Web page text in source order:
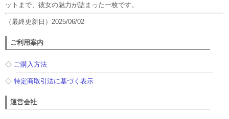
ットまで、彼女の魅力が詰まった一枚です。
（最終更新日）2025/06/02
ご利用案内
◇ ご購入方法
◇特定商取引法に基づく表示
運営会社